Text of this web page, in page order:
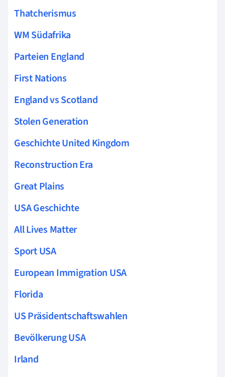
Thatcherismus
WM Südafrika
Parteien England
First Nations
England vs Scotland
Stolen Generation
Geschichte United Kingdom
Reconstruction Era
Great Plains
USA Geschichte
All Lives Matter
Sport USA
European Immigration USA
Florida
US Präsidentschaftswahlen
Bevölkerung USA
Irland